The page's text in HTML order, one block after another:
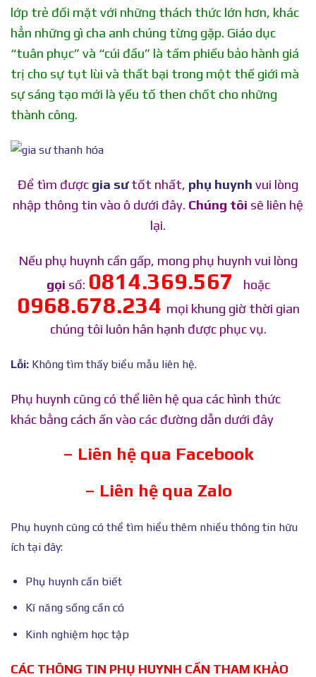
lớp trẻ đối mặt với những thách thức lớn hơn, khác
hẳn những gì cha anh chúng từng gặp. Giáo dục
“tuân phục” và “cúi đầu” là tấm phiếu bảo hành giá
trị cho sự tụt lùi và thất bại trong một thế giới mà
sự sáng tạo mới là yếu tố then chốt cho những
thành công.
Để tìm được gia sưtốt nhất, phụ huynh vui lòng
nhập thông tin vào ô dưới đây. Chúng tôi sẽ liên hệ
lại.
Nếu phụ huynh cần gấp, mong phụ huynh vui lòng
gọi số: 0814.369.567 hoặc
0968.678.234 mọi khung giờ thời gian
chúng tôi luôn hân hạnh được phục vụ.
Lỗi: Không tìm thấy biểu mẫu liên hệ.
Phụ huynh cũng có thể liên hệ qua các hình thức
khác bằng cách ấn vào các đường dẫn dưới đây
– Liên hệ qua Facebook
– Liên hệ qua Zalo
Phụ huynh cũng có thể tìm hiểu thêm nhiều thông tin hữu
ích tại đây:
Phụ huynh cần biết
Kĩ năng sống cần có
Kinh nghiệm học tập
CÁC THÔNG TIN PHỤ HUYNH CẦN THAM KHẢO